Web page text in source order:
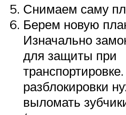
Снимаем саму
Берем новую
Изначально
для защиты при
разблокировки
выломать